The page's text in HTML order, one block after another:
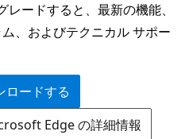
ードすると、最新の機能、
、およびテクニカル サポー
ードする
Edge の詳細情報